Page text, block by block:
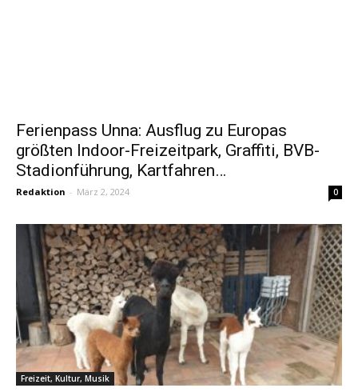
Ferienpass Unna: Ausflug zu Europas
größten Indoor-Freizeitpark, Graffiti, BVB-
Stadionführung, Kartfahren…
Redaktion - März 2, 2024 0
Freizeit, Kultur, Musik